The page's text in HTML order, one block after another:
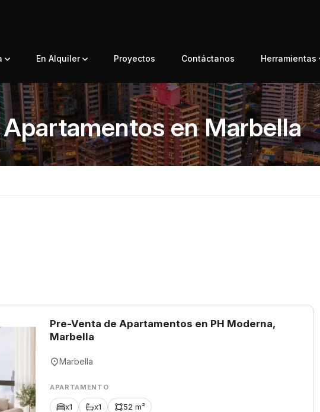
En Alquiler Proyectos Contáctanos Herramientas
Apartamentos en Marbella
Pre-Venta de Apartamentos en PH Moderna,
Marbella
Marbella
APARTAMENTO
x1 x1 52 m²